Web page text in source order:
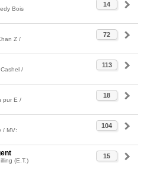
14
Bois
72
Z /
113
/
18
pur E /
104
/ MV:
15
(E.T.)